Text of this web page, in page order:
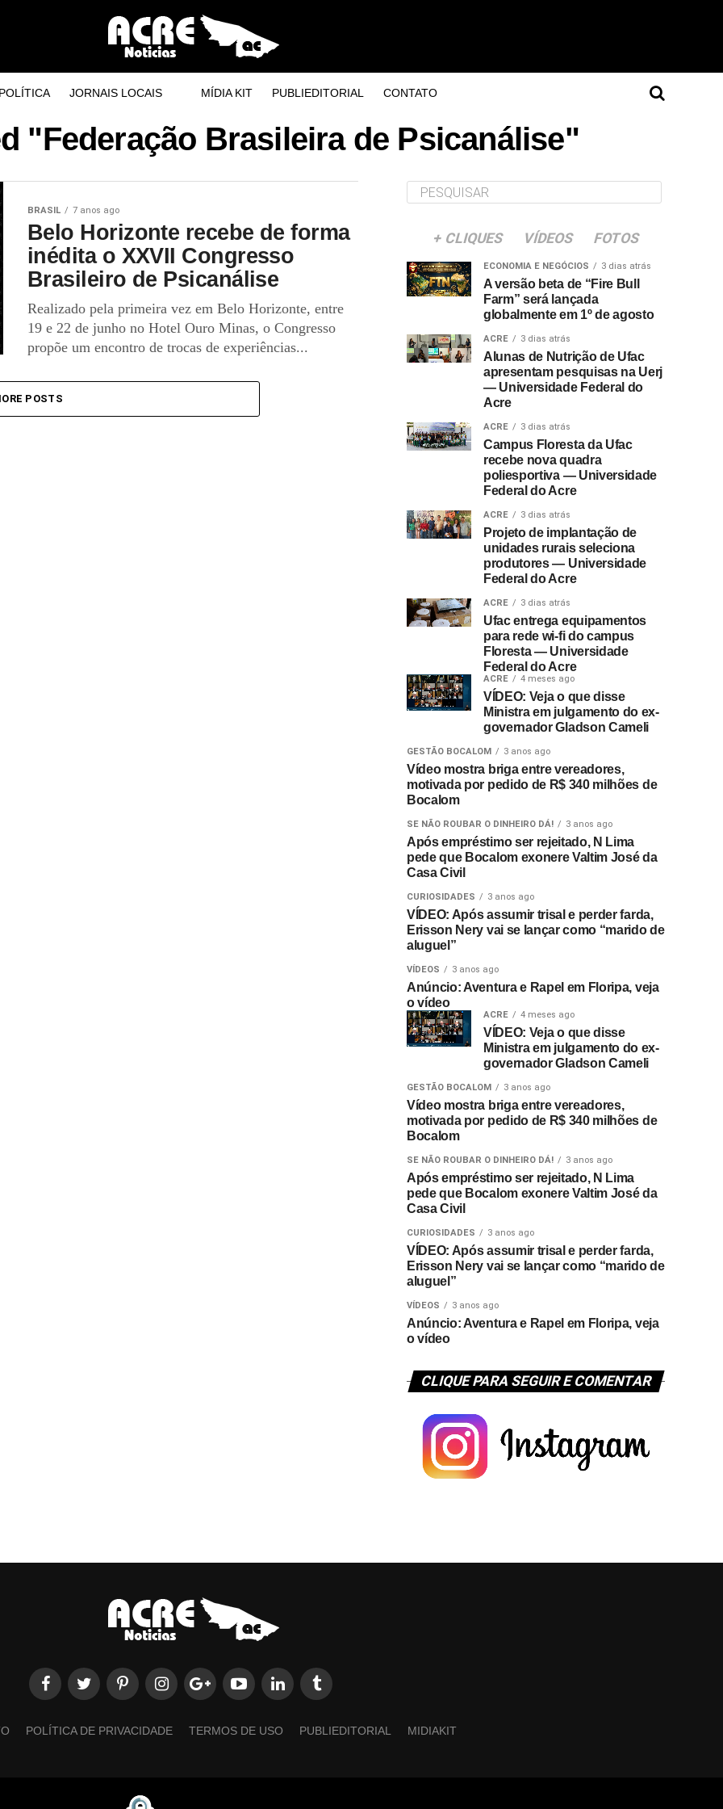
JORNAIS LOCAIS MÍDIA KIT PUBLIEDITORIAL CONTATO
"Federação Brasileira de Psicanálise"
BRASIL 7 anos ago
Belo Horizonte recebe de forma
inédita o XXVII Congresso
Brasileiro de Psicanálise
Realizado pela primeira vez em Belo Horizonte, entre
19 e 22 de junho no Hotel Ouro Minas, o Congresso
propõe um encontro de trocas de experiências...
POSTS
+ CLIQUES VÍDEOS FOTOS
ECONOMIA E NEGÓCIOS 3 dias atrás
A versão beta de “Fire Bull
Farm” será lançada
globalmente em 1º de agosto
ACRE 3 dias atrás
Alunas de Nutrição de Ufac
apresentam pesquisas na Uerj
— Universidade Federal do
Acre
ACRE 3 dias atrás
Campus Floresta da Ufac
recebe nova quadra
poliesportiva — Universidade
Federal do Acre
ACRE 3 dias atrás
Projeto de implantação de
unidades rurais seleciona
produtores — Universidade
Federal do Acre
ACRE 3 dias atrás
Ufac entrega equipamentos
para rede wi-fi do campus
Floresta — Universidade
Federal do Acre
ACRE 4 meses ago
VÍDEO: Veja o que disse
Ministra em julgamento do ex-
governador Gladson Cameli
GESTÃO BOCALOM 3 anos ago
Vídeo mostra briga entre vereadores,
motivada por pedido de R$ 340 milhões de
Bocalom
SE NÃO ROUBAR O DINHEIRO DÁ! 3 anos ago
Após empréstimo ser rejeitado, N Lima
pede que Bocalom exonere Valtim José da
Casa Civil
CURIOSIDADES 3 anos ago
VÍDEO: Após assumir trisal e perder farda,
Erisson Nery vai se lançar como “marido de
aluguel”
VÍDEOS 3 anos ago
Anúncio: Aventura e Rapel em Floripa, veja
o vídeo
ACRE 4 meses ago
VÍDEO: Veja o que disse
Ministra em julgamento do ex-
governador Gladson Cameli
GESTÃO BOCALOM 3 anos ago
Vídeo mostra briga entre vereadores,
motivada por pedido de R$ 340 milhões de
Bocalom
SE NÃO ROUBAR O DINHEIRO DÁ! 3 anos ago
Após empréstimo ser rejeitado, N Lima
pede que Bocalom exonere Valtim José da
Casa Civil
CURIOSIDADES 3 anos ago
VÍDEO: Após assumir trisal e perder farda,
Erisson Nery vai se lançar como “marido de
aluguel”
VÍDEOS 3 anos ago
Anúncio: Aventura e Rapel em Floripa, veja
o vídeo
CLIQUE PARA SEGUIR E COMENTAR
POLÍTICA DE PRIVACIDADE TERMOS DE USO PUBLIEDITORIAL MIDIAKIT